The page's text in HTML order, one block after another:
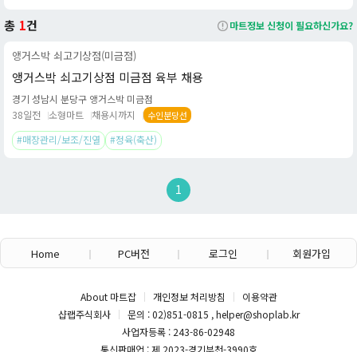
밥 등의 간편식도 함께 구매할 수 있습니다.
주요 제품: 고품질 소고기 외에도 '옥먹돼' 등 신선한 돼지고기와 가
성비 좋은 대패삼겹살, 훈제 막창 등을 다양하게 취급합니다.
*본 내용은 마트잡 AI를 활용해 작성되었습니다.*
총 1건 마트정보 신청이 필요하신가요?
앵거스박 쇠고기상점(미금점)
앵거스박 쇠고기상점 미금점 육부 채용
경기 성남시 분당구 앵거스박 미금점
38일전
소형마트 채용시까지 수인분당선
#매장관리/보조/진열 #정육(축산)
1
Home PC버전 로그인 회원가입
About 마트잡 개인정보 처리방침
이용약관
샵랩주식회사
문의 : 02)851-0815 , helper@shoplab.kr
사업자등록 : 243-86-02948
통신판매업 : 제 2023-경기부천-3990호